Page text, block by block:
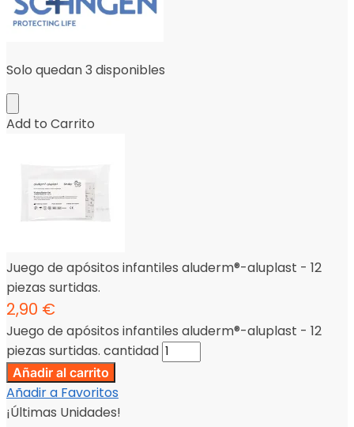
Solo quedan 3 disponibles
Add to Carrito
Juego de apósitos infantiles aluderm®-aluplast - 12
piezas surtidas.
2,90 €
Juego de apósitos infantiles aluderm®-aluplast - 12
piezas surtidas. cantidad
Añadir al carrito
Añadir a Favoritos
¡Últimas Unidades!